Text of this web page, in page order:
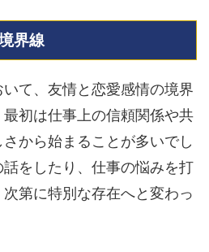
界線
て、友情と恋愛感情の境界
初は仕事上の信頼関係や共
から始まることが多いでし
をしたり、仕事の悩みを打
第に特別な存在へと変わっ